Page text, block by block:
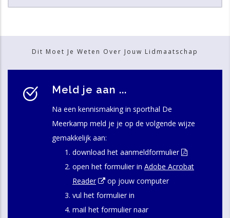
Dit Moet Je Weten Over Jouw Lidmaatschap
Meld je aan ...
Na een kennismaking in sporthal De
Meerkamp meld je je op de volgende wijze
gemakkelijk aan:
download het aanmeldformulier
open het formulier in Adobe Acrobat
Reader
op jouw computer
vul het formulier in
mail het formulier naar